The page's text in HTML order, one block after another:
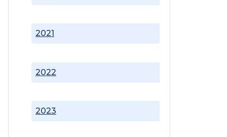
2021
2022
2023